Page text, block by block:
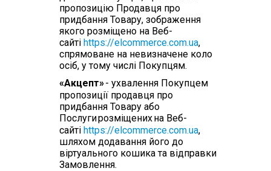
пропозицію Продавця про
придбання Товару, зображення
якого розміщено на Веб-
сайті https://elcommerce.com.ua,
спрямоване на невизначене коло
осіб, у тому числі Покупцям.
«Акцепт»- ухвалення Покупцем
пропозиції продавця про
придбання Товару або
Послугирозміщенихна Веб-
сайті https://elcommerce.com.ua,
шляхом додавання його до
віртуального кошика та відправки
Замовлення.